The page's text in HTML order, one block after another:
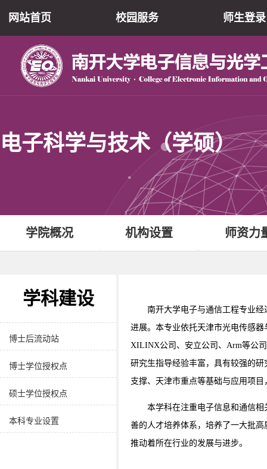
网站首页 校园服务 师生登录
电子科学与技术（学硕）
学院概况
党政领导
机构设置 师资力
学科建设
博士后流动站
博士学位授权点
硕士学位授权点
本科专业设置
南开大学电子与通信工程专业
进展。本专业依托天津市光电传感
XILINX公司、安立公司、Arm等公
研究生指导经验丰富，具有较强的
支撑、天津市重点等基础与应用项
本学科在注重电子信息和通信
善的人才培养体系，培养了一大批
推动着所在行业的发展与进步。